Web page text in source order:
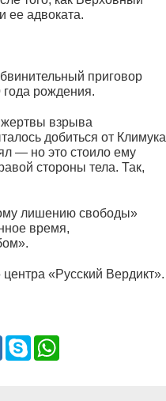
ее адвоката.
приговор
рождения.
взрыва
добиться от Климука
— но это стоило ему
стороны тела. Так,
лишению свободы»
время,
«Русский Вердикт».
Mail.RuSkypeWhatsApp